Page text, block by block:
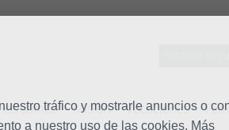
tráfico y mostrarle anuncios o
a nuestro uso de las cookies. Más
somos Misión Vocaciones